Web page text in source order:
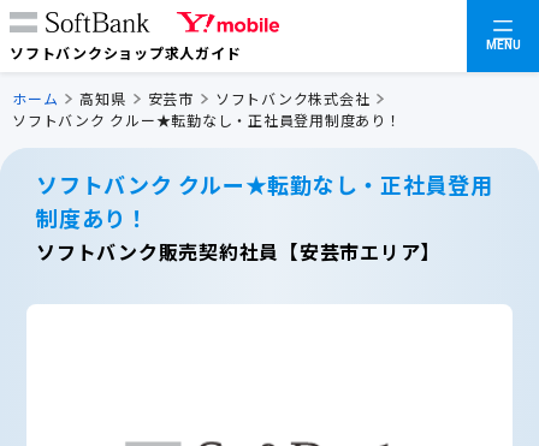
ソフトバンクショップ求人ガイド MENU
ホーム 高知県 安芸市
ソフトバンク株式会社
ソフトバンク クルー★転勤なし・正社員登用制度あり！
ソフトバンク クルー★転勤なし・正社員登用
制度あり！
ソフトバンク販売契約社員【安芸市エリア】